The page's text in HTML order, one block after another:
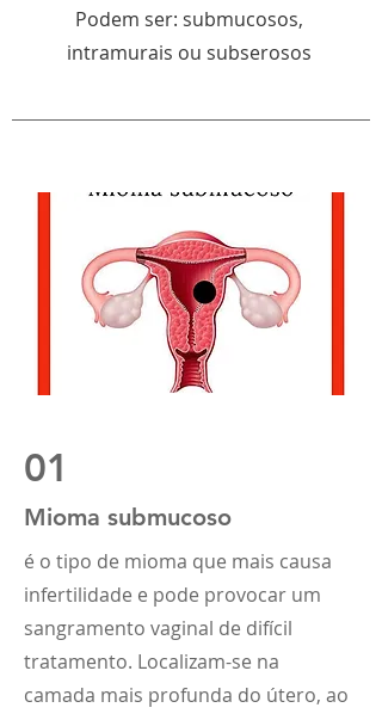
Podem ser: submucosos,
intramurais ou subserosos
01
Mioma submucoso
é o tipo de mioma que mais causa
infertilidade e pode provocar um
sangramento vaginal de difícil
tratamento. Localizam-se na
camada mais profunda do útero, ao